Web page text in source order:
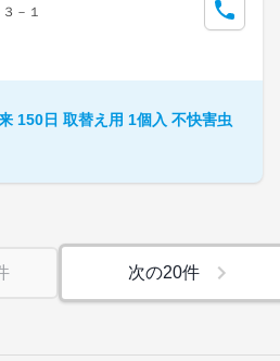
－１
150日 取替え用 1個入 不快害虫
次の20件